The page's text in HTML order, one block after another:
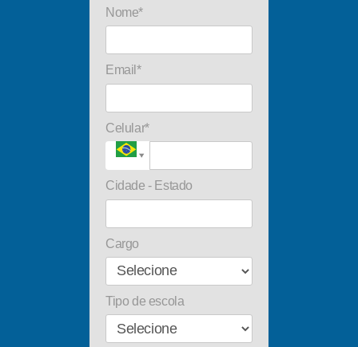
Nome*
Email*
Celular*
Cidade - Estado
Cargo
Tipo de escola